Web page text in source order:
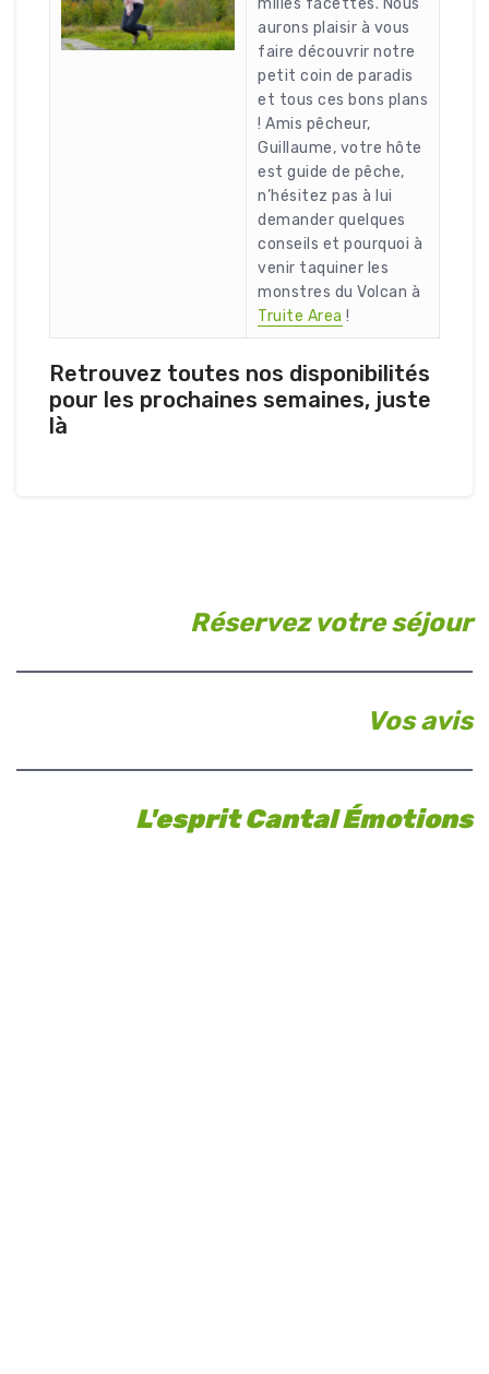
milles facettes. Nous
aurons plaisir à vous
faire découvrir notre
petit coin de paradis
et tous ces bons plans
! Amis pêcheur,
Guillaume, votre hôte
est guide de pêche,
n’hésitez pas à lui
demander quelques
conseils et pourquoi à
venir taquiner les
monstres du Volcan à
Truite Area !
Retrouvez toutes nos disponibilités
pour les prochaines semaines, juste
là
Réservez votre séjour
Vos avis
L'esprit Cantal Émotions